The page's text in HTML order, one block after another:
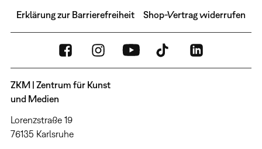
Erklärung zur Barrierefreiheit Shop-Vertrag widerrufen
ZKM | Zentrum für Kunst
und Medien
Lorenzstraße 19
76135 Karlsruhe